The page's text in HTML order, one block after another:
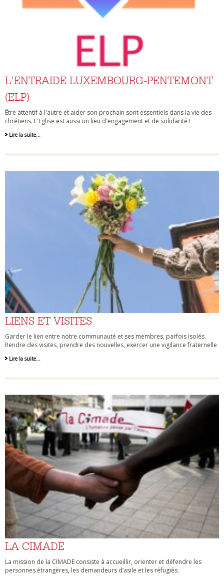
L'ENTRAIDE LUXEMBOURG-PENTEMONT
(ELP)
Être attentif à l'autre et aider son prochain sont essentiels dans la vie des
chrétiens. L'Eglise est aussi un lieu d'engagement et de solidarité !
Lire la suite…
LIENS ET VISITES
Garder le lien entre notre communauté et ses membres, parfois isolés.
Rendre des visites, prendre des nouvelles, exercer une vigilance fraternelle
Lire la suite…
LA CIMADE
La mission de la CIMADE consiste à accueillir, orienter et défendre les
personnes étrangères, les demandeurs d’asile et les réfugiés.